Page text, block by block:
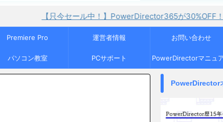
【只今セール中！】PowerDirector365が30%OFF！
Premiere Pro 運営者情報 お問い合わせ
パソコン教室 PCサポート PowerDirectorマニュ
PowerDirector